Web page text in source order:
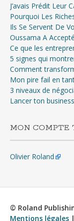
J’avais Prédit Leur
Pourquoi Les
Ils Se Servent De
Oussama A
Ce que les
5 signes qui
Comment
Mon pire fail en
3 niveaux de
Lancer ton
MON
Olivier Roland
© Roland
Mentions légales |